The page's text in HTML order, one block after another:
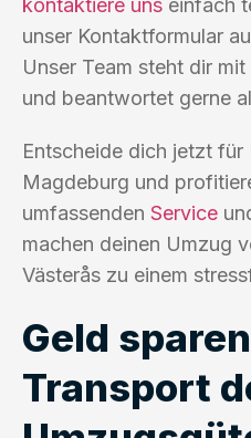
kontaktiere uns einfach
unser Kontaktformular
Unser Team steht dir
und beantwortet gerne
Entscheide dich jetzt
Magdeburg und
umfassenden Service
machen deinen Umzug
Västerås zu einem
Geld
Transport